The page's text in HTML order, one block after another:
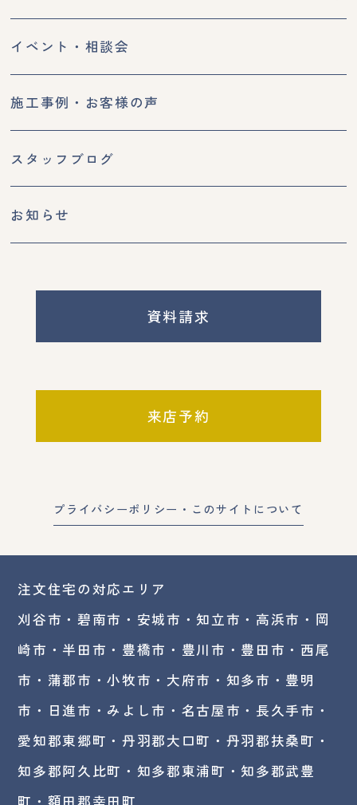
イベント・相談会
施工事例・お客様の声
スタッフブログ
お知らせ
資料請求
来店予約
プライバシーポリシー・このサイトについて
注文住宅の対応エリア
刈谷市・碧南市・ 安城市 ・知立市 ・高浜市・ 岡
崎市 ・半田市・豊橋市・豊川市・豊田市・西尾
市・蒲郡市・小牧市・大府市・知多市・豊明
市・日進市・みよし市・ 名古屋市 ・長久手市・
愛知郡東郷町・丹羽郡大口町・丹羽郡扶桑町・
知多郡阿久比町・知多郡東浦町・知多郡武豊